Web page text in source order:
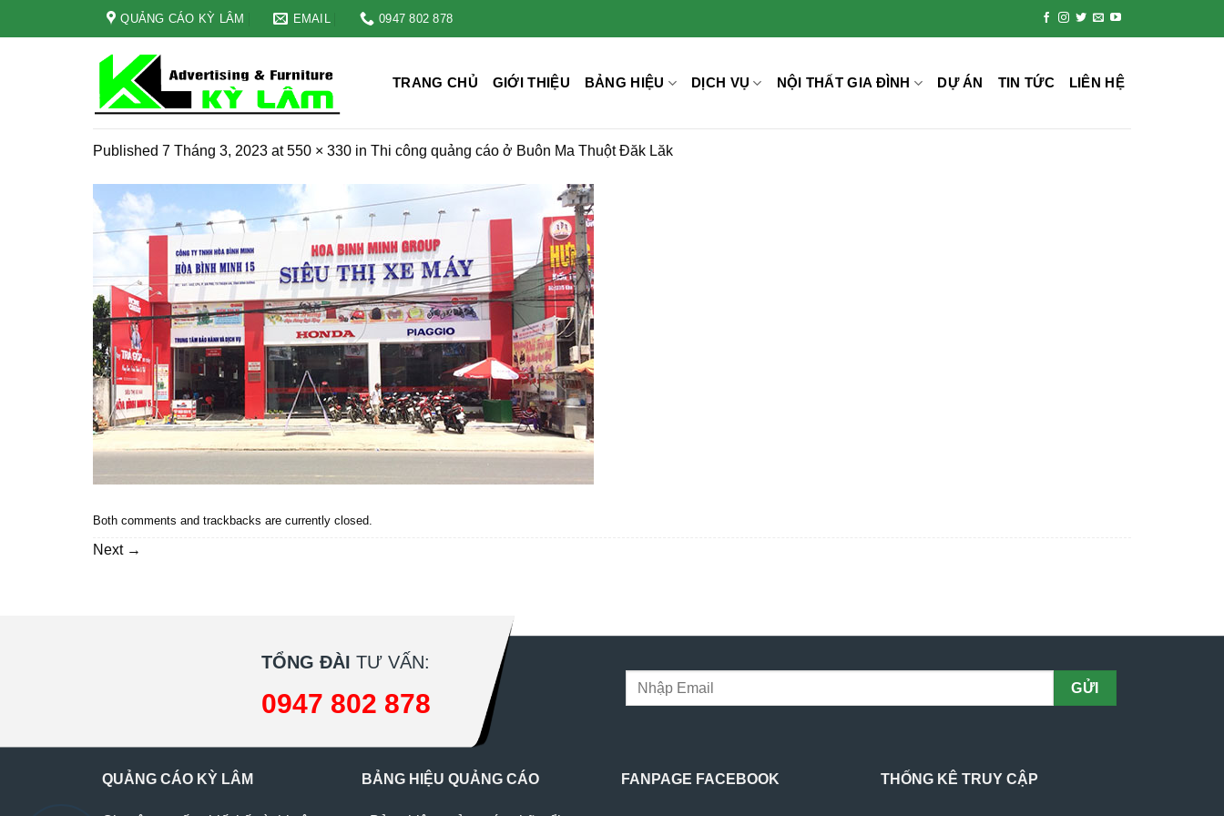
QUẢNG CÁO KỲ LÂM EMAIL 0947 802 878
TRANG CHỦ GIỚI THIỆU BẢNG HIỆU DỊCH VỤ NỘI THẤT GIA ĐÌNH DỰ ÁN TIN TỨC LIÊN HỆ
Published 7 Tháng 3, 2023 at550 × 330 in Thi công quảng cáo ở Buôn Ma Thuột Đăk Lăk
Both comments and trackbacks are currently closed.
Next →
TỔNG ĐÀI TƯ VẤN:
0947 802 878
QUẢNG CÁO KỲ LÂM BẢNG HIỆU QUẢNG CÁO FANPAGE FACEBOOK THỐNG KÊ TRUY CẬP